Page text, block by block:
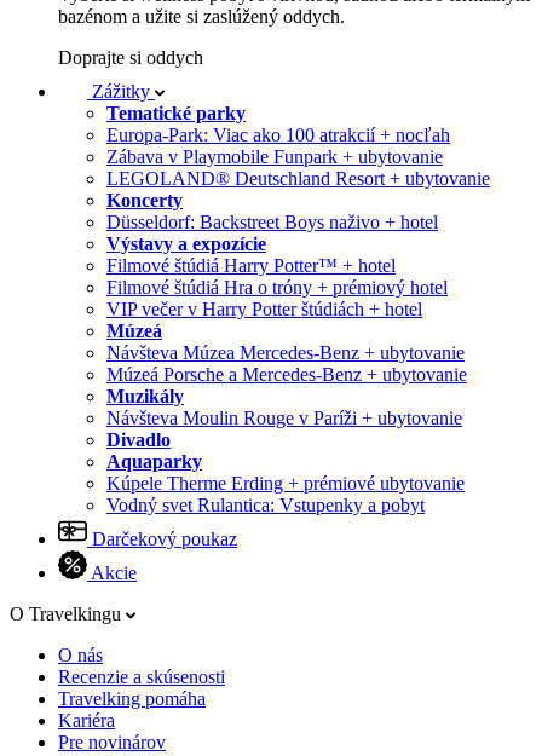
bazénom a užite si zaslúžený oddych.
Doprajte si oddych
Zážitky
Tematické parky
Europa-Park: Viac ako 100 atrakcií + nocľah
Zábava v Playmobile Funpark + ubytovanie
LEGOLAND® Deutschland Resort + ubytovanie
Koncerty
Düsseldorf: Backstreet Boys naživo + hotel
Výstavy a expozície
Filmové štúdiá Harry Potter™ + hotel
Filmové štúdiá Hra o tróny + prémiový hotel
VIP večer v Harry Potter štúdiách + hotel
Múzeá
Návšteva Múzea Mercedes-Benz + ubytovanie
Múzeá Porsche a Mercedes-Benz + ubytovanie
Muzikály
Návšteva Moulin Rouge v Paríži + ubytovanie
Divadlo
Aquaparky
Kúpele Therme Erding + prémiové ubytovanie
Vodný svet Rulantica: Vstupenky a pobyt
Darčekový poukaz
Akcie
O Travelkingu
O nás
Recenzie a skúsenosti
Travelking pomáha
Kariéra
Pre novinárov